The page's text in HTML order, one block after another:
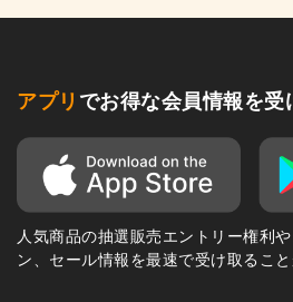
アプリ でお得な会員情報を受
人気商品の抽選販売エントリー権利
ン、セール情報を最速で受け取ること